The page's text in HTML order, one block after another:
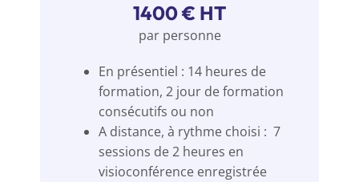
1400 € HT
par personne
En présentiel : 14 heures de
formation, 2 jour de formation
consécutifs ou non
A distance, à rythme choisi : 7
sessions de 2 heures en
visioconférence enregistrée